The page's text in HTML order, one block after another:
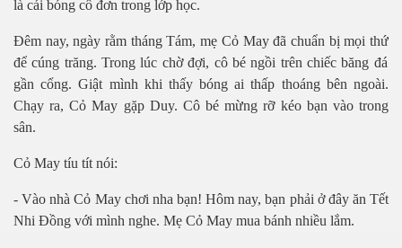
là cái bóng cô đơn trong lớp học.
Đêm nay, ngày rằm tháng Tám, mẹ CỏMay đã chuẩn bị mọi thứ
để cúng trăng. Trong lúc chờđợi, cô bé ngồi trên chiếc băng đá
gần cổng. Giật mình khi thấy bóng ai thấp thoáng bên ngoài.
Chạy ra, Cỏ May gặp Duy. Cô bé mừng rỡkéo bạn vào trong
sân.
Cỏ May tíu tít nói:
- Vào nhà Cỏ May chơi nha bạn! Hôm nay, bạn phải ởđây ăn Tết
Nhi Đồng với mình nghe. Mẹ Cỏ May mua bánh nhiều lắm.